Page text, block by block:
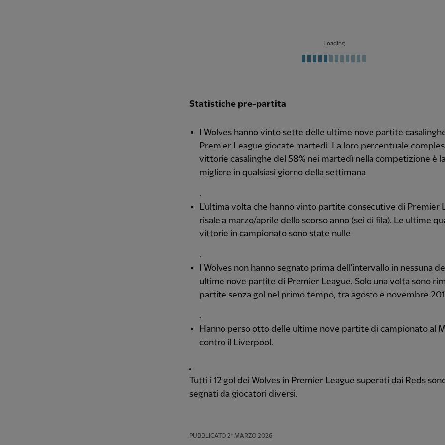
Loading
Statistiche pre-partita
I Wolves hanno vinto sette delle ultime nove partite
Premier League giocate martedì. La loro percentuale
vittorie casalinghe del 58% nei martedì nella competizione è la
migliore in qualsiasi giorno della settimana
.
L'ultima volta che hanno vinto partite consecutive di Premier
risale a marzo/aprile dello scorso anno (sei di fila). Le ultime
vittorie in campionato sono state nulle
.
I Wolves non hanno segnato prima dell'intervallo in nessuna
ultime nove partite di Premier League. Solo una volta sono
partite senza gol nel primo tempo, tra agosto e novembre
.
Hanno perso otto delle ultime nove partite di campionato al
contro il Liverpool.
Tutti i 12 gol dei Wolves in Premier League superati dai Reds
segnati da giocatori diversi.
PUBBLICATO 2º MARZO 2026